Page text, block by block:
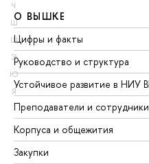
Ч
Ш
Щ
Э
Ю
Я
О ВЫШКЕ
Цифры и факты
Руководство и структура
Устойчивое развитие в НИУ
Преподаватели и сотрудники
Корпуса и общежития
Закупки